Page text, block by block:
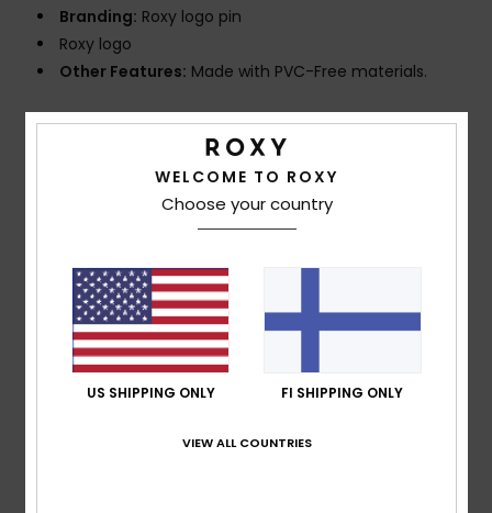
Branding: Roxy logo pin
Roxy logo
Other Features: Made with PVC-Free materials.
CompositionUpper : 98% Synthetic/ 2% Metal, Lining:
100% Synthetic, Outsole:100% Sponge Rubber
Shipping & Returns
Customer Reviews
Average Score
5.0
WELCOME TO ROXY
Choose your country
US SHIPPING ONLY FI SHIPPING ONLY
VIEW ALL COUNTRIES